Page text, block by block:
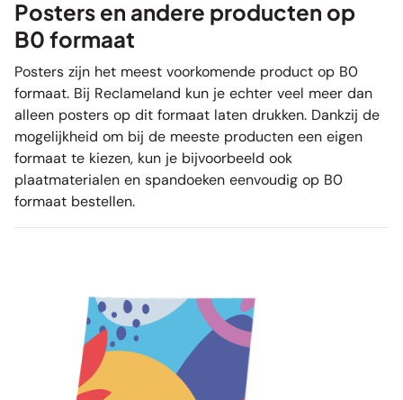
Posters en andere producten op
B0 formaat
Posters zijn het meest voorkomende product op B0
formaat. Bij Reclameland kun je echter veel meer dan
alleen posters op dit formaat laten drukken. Dankzij de
mogelijkheid om bij de meeste producten een eigen
formaat te kiezen, kun je bijvoorbeeld ook
plaatmaterialen en spandoeken eenvoudig op B0
formaat bestellen.